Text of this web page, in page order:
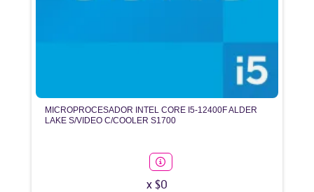
MICROPROCESADOR INTEL CORE I5-12400F ALDER
LAKE S/VIDEO C/COOLER S1700
x $0